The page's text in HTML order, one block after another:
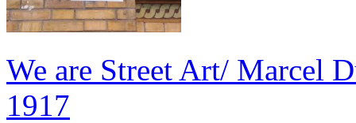
We are Street Art/ Marcel
1917